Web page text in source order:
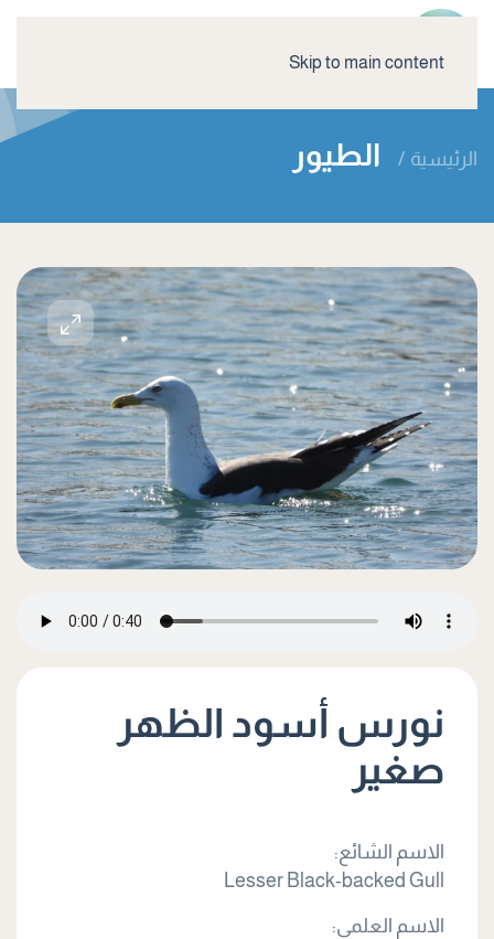
Skip to main content
الرئيسية الطيور
نورس أسود الظهر
صغير
الاسم الشائع:
Lesser Black-backed Gull
الاسم العلمي: